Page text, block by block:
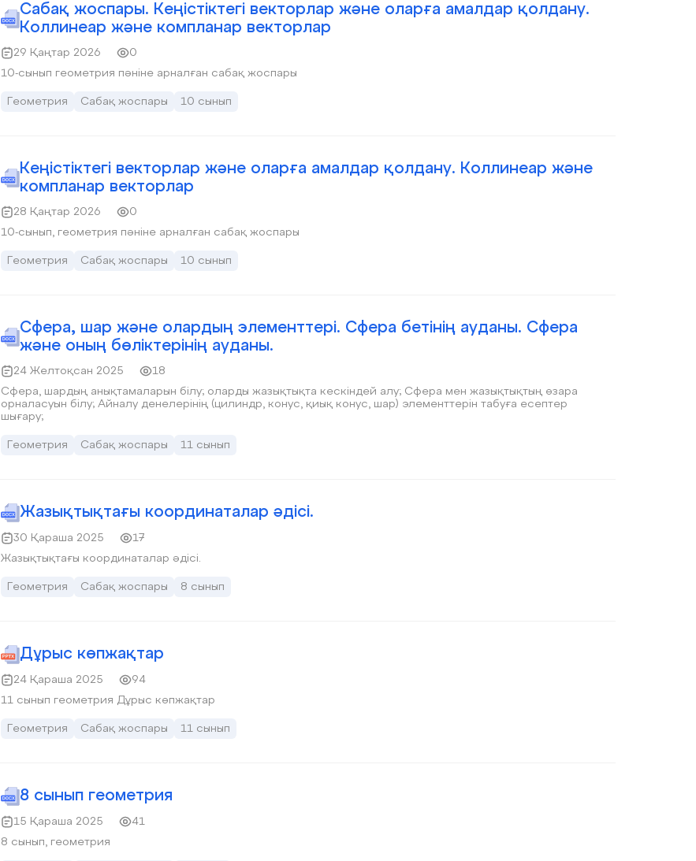
Сабақ жоспары. Кеңістіктегі векторлар және оларға амалдар қолдану.
Коллинеар және компланар векторлар
29 Қаңтар 2026
0
10-сынып геометрия пәніне арналған сабақ жоспары
Геометрия Сабақ жоспары 10 сынып
Кеңістіктегі векторлар және оларға амалдар қолдану. Коллинеар және
компланар векторлар
28 Қаңтар 2026
0
10-сынып, геометрия пәніне арналған сабақ жоспары
Геометрия Сабақ жоспары 10 сынып
Сфера, шар және олардың элементтері. Сфера бетінің ауданы. Сфера
және оның бөліктерінің ауданы.
24 Желтоқсан 2025
18
Сфера, шардың анықтамаларын білу; оларды жазықтықта кескіндей алу; Сфера мен жазықтықтың өзара
орналасуын білу; Айналу денелерінің (цилиндр, конус, қиық конус, шар) элементтерін табуға есептер
шығару;
Геометрия Сабақ жоспары 11 сынып
Жазықтықтағы координаталар әдісі.
30 Қараша 2025
17
Жазықтықтағы координаталар әдісі.
Геометрия Сабақ жоспары 8 сынып
Дұрыс көпжақтар
24 Қараша 2025
94
11 сынып геометрия Дұрыс көпжақтар
Геометрия Сабақ жоспары 11 сынып
8 сынып геометрия
15 Қараша 2025
41
8 сынып, геометрия